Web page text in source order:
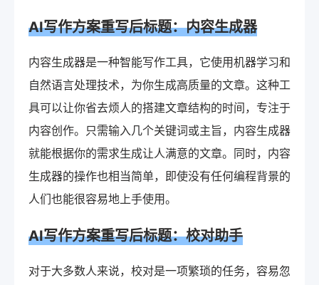
AI写作方案重写后标题：内容生成器
内容生成器是一种智能写作工具，它使用机器学习和
自然语言处理技术，为你生成高质量的文章。这种工
具可以让你省去烦人的搭建文章结构的时间，专注于
内容创作。只需输入几个关键词或主旨，内容生成器
就能根据你的需求生成让人满意的文章。同时，内容
生成器的操作也相当简单，即使没有任何编程背景的
人们也能很容易地上手使用。
AI写作方案重写后标题：校对助手
对于大多数人来说，校对是一项繁琐的任务，容易忽